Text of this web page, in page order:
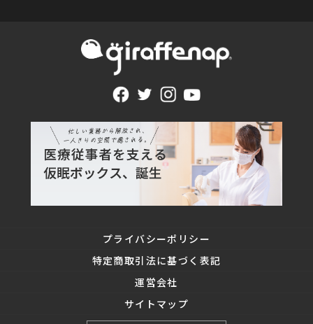
プライバシーポリシー
特定商取引法に基づく表記
運営会社
サイトマップ